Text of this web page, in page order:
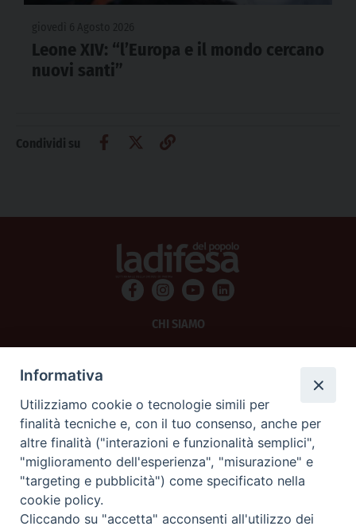
Leone XIV: “l’Europa e il mondo cercano
nuovi santi”
Condividi su
CHI SIAMO
SCRIVICI
La Difesa srl - P.iva 05125420280
La Difesa del Popolo percepisce i contributi pubblici all'editoria.
La Difesa del Popolo, tramite la Fisc (Federazione Italiana Settimanali Cattolici)
ha aderito allo IAP (Istituto dell'Autodisciplina Pubblicitaria) accettando il Codice
Informativa
Utilizziamo cookie o tecnologie simili per
finalità tecniche e, con il tuo consenso, anche per
altre finalità ("interazioni e funzionalità semplici",
"miglioramento dell'esperienza", "misurazione" e
"targeting e pubblicità") come specificato nella
cookie policy.
Cliccando su "accetta" acconsenti all'utilizzo dei